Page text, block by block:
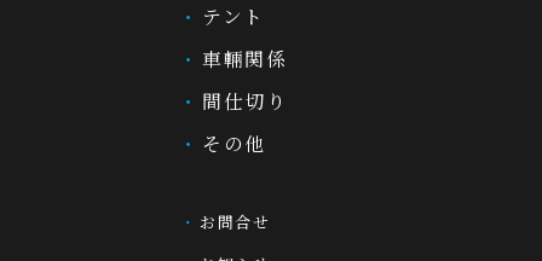
テント
車輛関係
間仕切り
その他
お問合せ